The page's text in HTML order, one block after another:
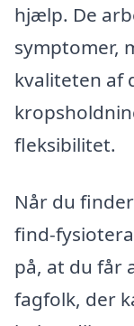
hjælp. De
symptomer,
kvaliteten af
fleksibilitet.
Når du
find-
på, at du får
fagfolk, der